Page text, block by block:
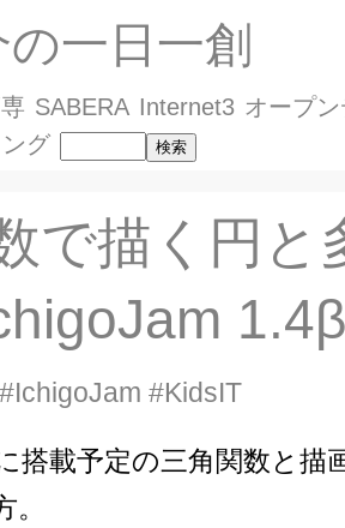
一日一創
SABERA Internet3 オープ
グ
で描く円と
1.4β
#IchigoJam #KidsIT
搭載予定の三角関数と描